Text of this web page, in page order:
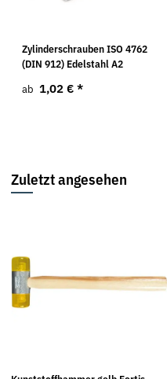
Zylinderschrauben ISO 4762
(DIN 912) Edelstahl A2
ab 1,02 € *
Zuletzt angesehen